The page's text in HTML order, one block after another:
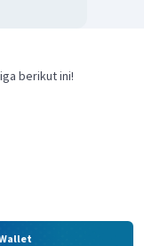
berikut ini!